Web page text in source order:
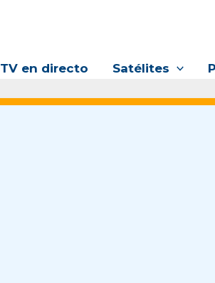
TV en directo Satélites